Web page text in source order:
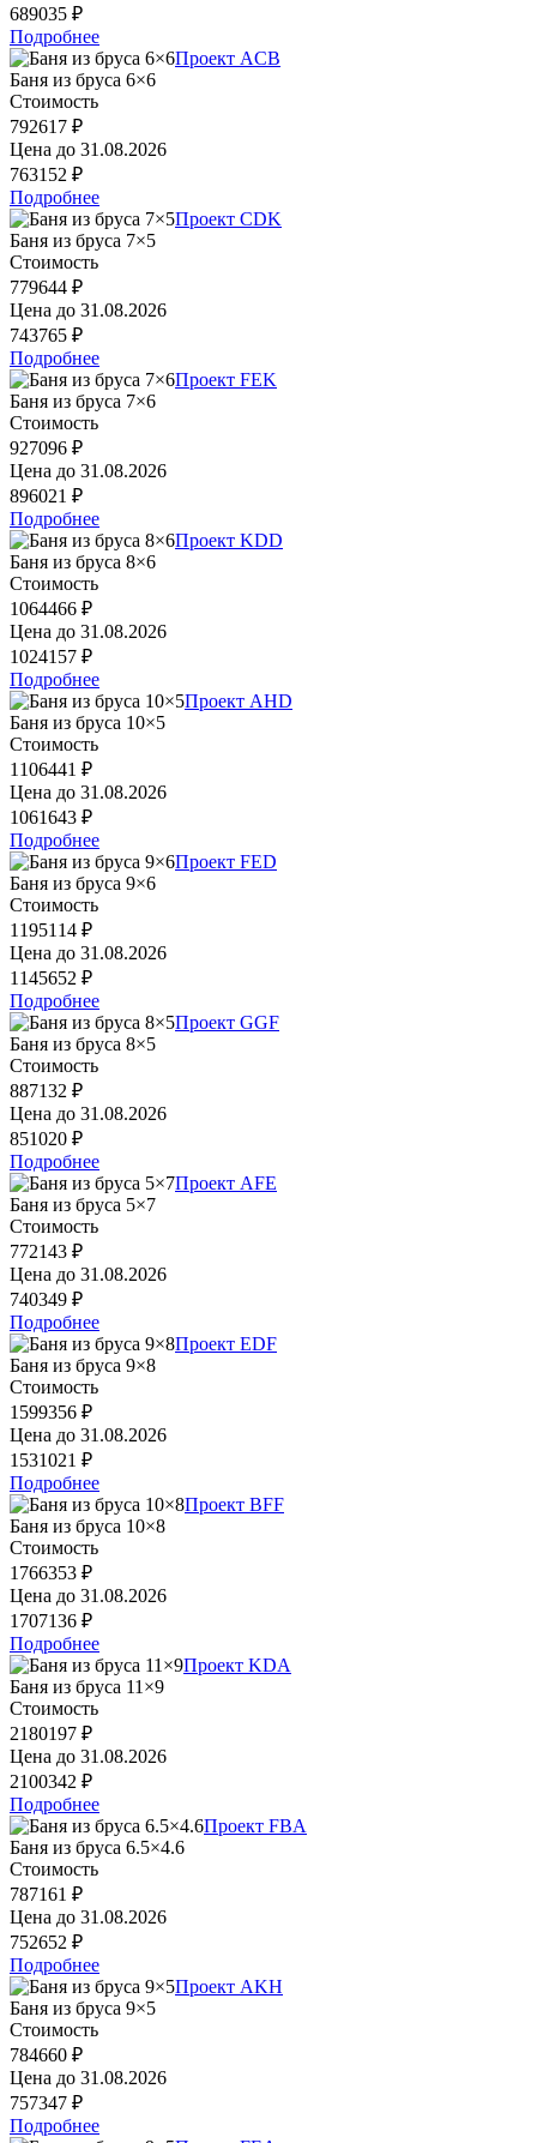
689035 ₽
Подробнее
Проект ACB
Баня из бруса 6×6
Стоимость
792617 ₽
Цена до 31.08.2026
763152 ₽
Подробнее
Проект CDK
Баня из бруса 7×5
Стоимость
779644 ₽
Цена до 31.08.2026
743765 ₽
Подробнее
Проект FEK
Баня из бруса 7×6
Стоимость
927096 ₽
Цена до 31.08.2026
896021 ₽
Подробнее
Проект KDD
Баня из бруса 8×6
Стоимость
1064466 ₽
Цена до 31.08.2026
1024157 ₽
Подробнее
Проект AHD
Баня из бруса 10×5
Стоимость
1106441 ₽
Цена до 31.08.2026
1061643 ₽
Подробнее
Проект FED
Баня из бруса 9×6
Стоимость
1195114 ₽
Цена до 31.08.2026
1145652 ₽
Подробнее
Проект GGF
Баня из бруса 8×5
Стоимость
887132 ₽
Цена до 31.08.2026
851020 ₽
Подробнее
Проект AFE
Баня из бруса 5×7
Стоимость
772143 ₽
Цена до 31.08.2026
740349 ₽
Подробнее
Проект EDF
Баня из бруса 9×8
Стоимость
1599356 ₽
Цена до 31.08.2026
1531021 ₽
Подробнее
Проект BFF
Баня из бруса 10×8
Стоимость
1766353 ₽
Цена до 31.08.2026
1707136 ₽
Подробнее
Проект KDA
Баня из бруса 11×9
Стоимость
2180197 ₽
Цена до 31.08.2026
2100342 ₽
Подробнее
Проект FBA
Баня из бруса 6.5×4.6
Стоимость
787161 ₽
Цена до 31.08.2026
752652 ₽
Подробнее
Проект AKH
Баня из бруса 9×5
Стоимость
784660 ₽
Цена до 31.08.2026
757347 ₽
Подробнее